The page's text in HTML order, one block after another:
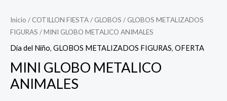
Inicio / COTILLON FIESTA/ GLOBOS / GLOBOS METALIZADOS
FIGURAS / MINI GLOBO METALICO ANIMALES
Día del Niño, GLOBOS METALIZADOS FIGURAS, OFERTA
MINI GLOBO METALICO
ANIMALES